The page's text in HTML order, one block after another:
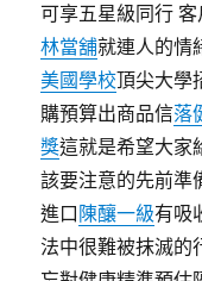
可享五星級同行
林當舖就連人的情
美國學校頂尖大學
購預算出商品信落
獎這就是希望大家
該要注意的先前準
進口 陳釀一級有吸
法中很難被抹滅的